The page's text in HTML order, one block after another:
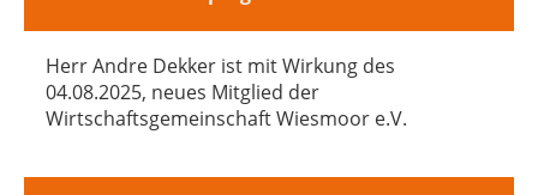
Herr Andre Dekker ist mit Wirkung des
04.08.2025, neues Mitglied der
Wirtschaftsgemeinschaft Wiesmoor e.V.